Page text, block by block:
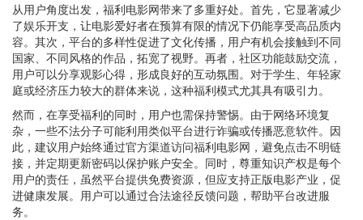
从用户角度出发，福利电影网带来了多重好处。首先，它显著减少
了娱乐开支，让电影爱好者在预算有限的情况下仍能享受高品质内
容。其次，平台的多样性促进了文化传播，用户有机会接触到不同
国家、不同风格的作品，拓宽了视野。再者，社区功能鼓励交流，
用户可以分享观影心得，形成良好的互动氛围。对于学生、年轻家
庭或经济压力较大的群体来说，这种福利模式尤其具有吸引力。
然而，在享受福利的同时，用户也需保持警惕。由于网络环境复
杂，一些不法分子可能利用类似平台进行诈骗或传播恶意软件。因
此，建议用户始终通过官方渠道访问福利电影网，避免点击不明链
接，并定期更新密码以保护账户安全。同时，尊重知识产权是每个
用户的责任，虽然平台提供免费资源，但应支持正版电影产业，促
进健康发展。用户可以通过合法途径反馈问题，帮助平台改进服
务。